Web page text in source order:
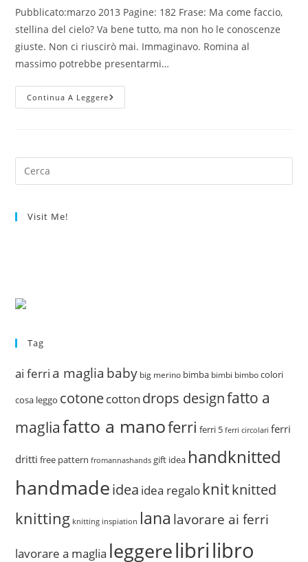
Pubblicato:marzo 2013 Pagine: 182 Frase: Ma come faccio,
stellina del cielo? Va bene tutto, ma non ho le conoscenze
giuste. Non ci riuscirò mai. Immaginavo. Romina al
massimo potrebbe presentarmi…
Continua A Leggere–
Una
Muzzopappa
Visit Me!
Tag
ai ferri a maglia baby big merino bimba bimbi bimbo colori
cosa leggo cotonecotton drops designfatto a
magliafatto a manoferri ferri 5 ferri circolari ferri
dritti free pattern fromannashands gift idea handknitted
handmadeidea idea regalo knitknitted
knitting knitting inspiation lana lavorare ai ferri
lavorare a maglia leggerelibrilibro